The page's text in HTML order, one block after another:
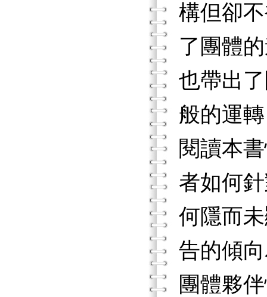
構但卻
了團體
也帶出
般的運
閱讀本
者如何
何隱而
告的傾
團體夥